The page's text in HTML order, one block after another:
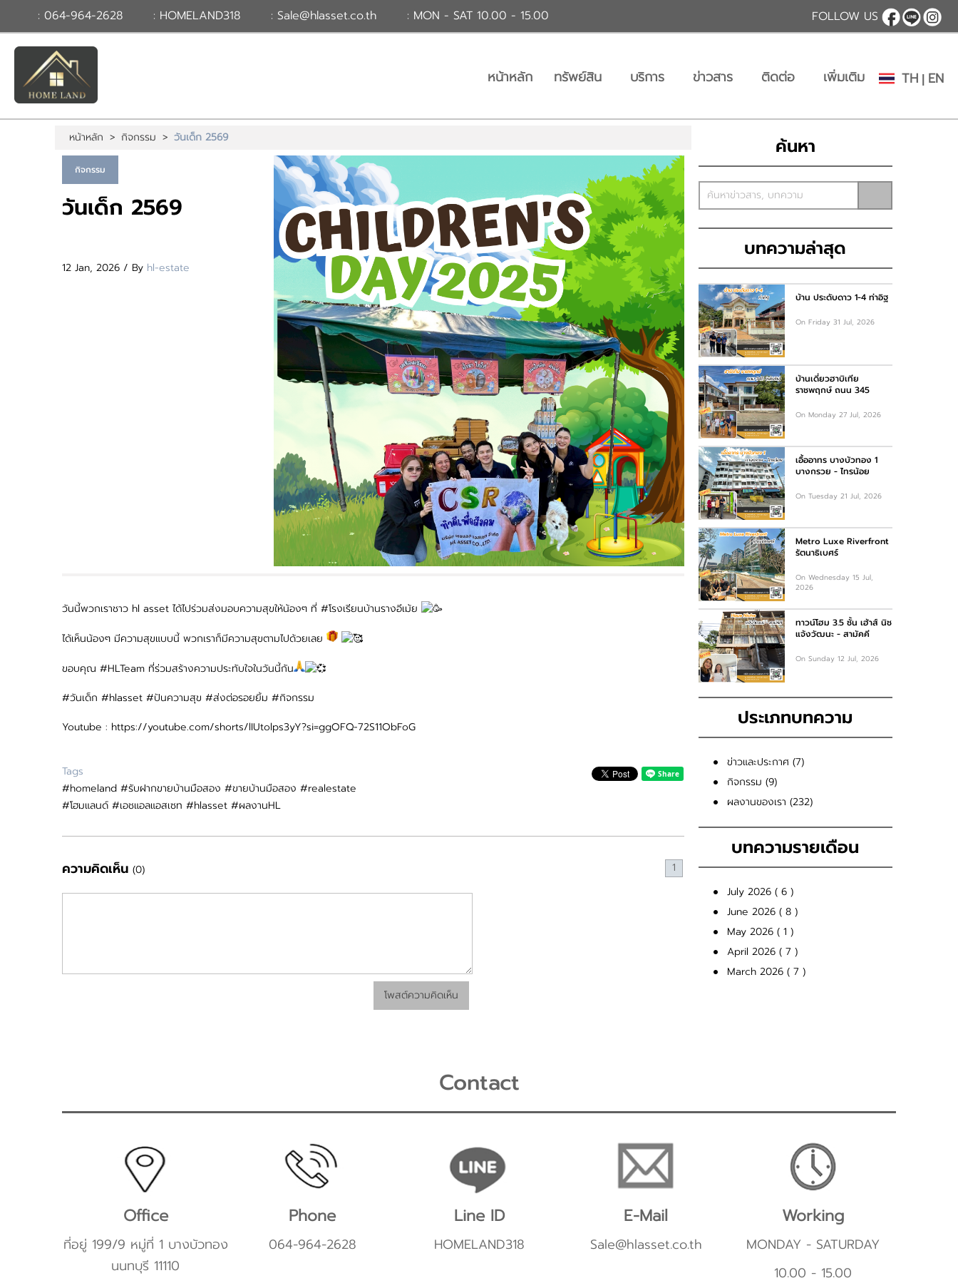
TH | EN
ระบบ
หรือ
สมัคร
สมาชิก
หน้าหลัก ทรัพย์สิน
ข่าวสาร
ติดต่อ
: 064-964-2628 : HOMELAND318 : Sale@hlasset.co.th : MON - SAT 10.00 - 15.00 FOLLOW US
หน้าหลัก ทรัพย์สิน บริการ ข่าวสาร ติดต่อ เพิ่มเติม TH EN
หน้าหลัก > กิจกรรม > วันเด็ก 2569
กิจกรรม
วันเด็ก 2569
12 Jan, 2026 / By hl-estate
วันนี้พวกเราชาว hl asset ได้ไปร่วมส่งมอบความสุขให้น้องๆ ที่ #โรงเรียนบ้านรางอีเม้ย
ได้เห็นน้องๆ มีความสุขแบบนี้ พวกเราก็มีความสุขตามไปด้วยเลย
ขอบคุณ #HLTeam ที่ร่วมสร้างความประทับใจในวันนี้กัน
#วันเด็ก #hlasset #ปันความสุข #ส่งต่อรอยยิ้ม #กิจกรรม
Youtube : https://youtube.com/shorts/lIUtolps3yY?si=ggOFQ-72S11ObFoG
Tags
#homeland #รับฝากขายบ้านมือสอง #ขายบ้านมือสอง #realestate
#โฮมแลนด์ #เอชแอลแอสเซท #hlasset #ผลงานHL
ความคิดเห็น (0) 1
โพสต์ความคิดเห็น
ค้นหา
บทความล่าสุด
บ้าน ประดับดาว 1-4 ท่าอิฐ
On Friday 31 Jul, 2026
บ้านเดี่ยวฮาบิเทีย
ราชพฤกษ์ ถนน 345
On Monday 27 Jul, 2026
เอื้ออาทร บางบัวทอง 1
บางกรวย - ไทรน้อย
On Tuesday 21 Jul, 2026
Metro Luxe Riverfront
รัตนาธิเบศร์
On Wednesday 15 Jul,
2026
ทาวน์โฮม 3.5 ชั้น เฮ้าส์ นิช
แจ้งวัฒนะ - สามัคคี
On Sunday 12 Jul, 2026
ประเภทบทความ
ข่าวและประกาศ (7)
กิจกรรม (9)
ผลงานของเรา (232)
บทความรายเดือน
July 2026 ( 6 )
June 2026 ( 8 )
May 2026 ( 1 )
April 2026 ( 7 )
March 2026 ( 7 )
Contact
Office
ที่อยู่ 199/9 หมู่ที่ 1 บางบัวทอง
นนทบุรี 11110
Phone
064-964-2628
Line ID
HOMELAND318
E-Mail
Sale@hlasset.co.th
Working
MONDAY - SATURDAY
10.00 - 15.00